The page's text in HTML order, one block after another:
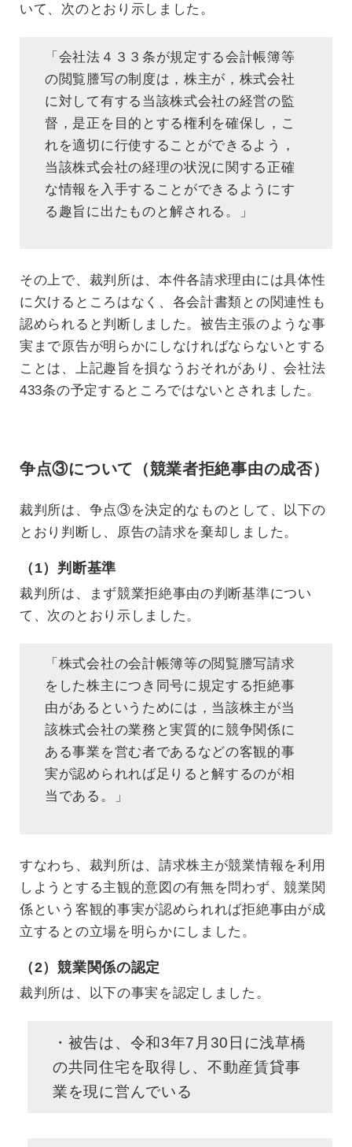
いて、次のとおり示しました。
「会社法４３３条が規定する会計帳簿等
の閲覧謄写の制度は，株主が，株式会社
に対して有する当該株式会社の経営の監
督，是正を目的とする権利を確保し，こ
れを適切に行使することができるよう，
当該株式会社の経理の状況に関する正確
な情報を入手することができるようにす
る趣旨に出たものと解される。」
その上で、裁判所は、本件各請求理由には具体性
に欠けるところはなく、各会計書類との関連性も
認められると判断しました。被告主張のような事
実まで原告が明らかにしなければならないとする
ことは、上記趣旨を損なうおそれがあり、会社法
433条の予定するところではないとされました。
争点③について（競業者拒絶事由の成否）
裁判所は、争点③を決定的なものとして、以下の
とおり判断し、原告の請求を棄却しました。
（1）判断基準
裁判所は、まず競業拒絶事由の判断基準につい
て、次のとおり示しました。
「株式会社の会計帳簿等の閲覧謄写請求
をした株主につき同号に規定する拒絶事
由があるというためには，当該株主が当
該株式会社の業務と実質的に競争関係に
ある事業を営む者であるなどの客観的事
実が認められれば足りると解するのが相
当である。」
すなわち、裁判所は、請求株主が競業情報を利用
しようとする主観的意図の有無を問わず、競業関
係という客観的事実が認められれば拒絶事由が成
立するとの立場を明らかにしました。
（2）競業関係の認定
裁判所は、以下の事実を認定しました。
・被告は、令和3年7月30日に浅草橋
の共同住宅を取得し、不動産賃貸事
業を現に営んでいる